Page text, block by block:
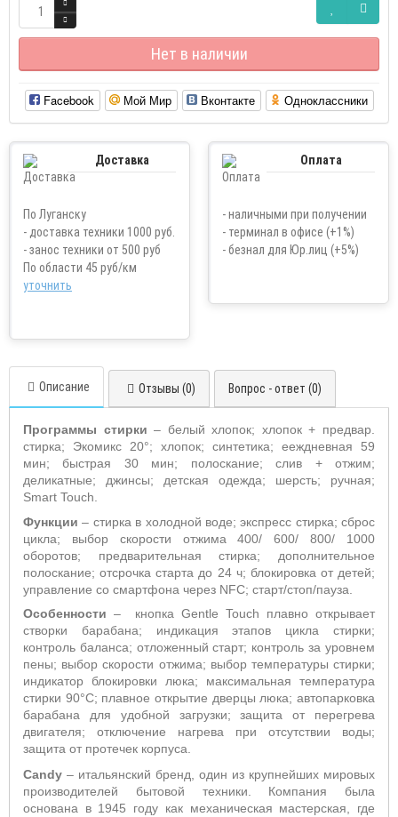
Нет в наличии
Facebook Мой Мир Вконтакте Одноклассники
Доставка
По Луганску
- доставка техники 1000 руб.
- занос техники от 500 руб
По области 45 руб/км
уточнить
Оплата
- наличными при получении
- терминал в офисе (+1%)
- безнал для Юр.лиц (+5%)
Описание Отзывы (0) Вопрос - ответ (0)
Программы стирки– белый хлопок; хлопок + предвар.
стирка; Экомикс 20°; хлопок; синтетика; ееждневная 59
мин; быстрая 30 мин; полоскание; слив + отжим;
деликатные; джинсы; детская одежда; шерсть; ручная;
Smart Touch.
Функции– стирка в холодной воде; экспресс стирка; сброс
цикла; выбор скорости отжима 400/ 600/ 800/ 1000
оборотов; предварительная стирка; дополнительное
полоскание; отсрочка старта до 24 ч; блокировка от детей;
управление со смартфона через NFC; старт/стоп/пауза.
Особенности – кнопка Gentle Touch
плавно открывает
створки барабана; индикация этапов цикла стирки;
контроль баланса; отложенный старт; контроль за уровнем
пены; выбор скорости отжима; выбор температуры стирки;
индикатор блокировки люка; максимальная температура
стирки 90°С; плавное открытие дверцы люка; автопарковка
барабана для удобной загрузки; защита от перегрева
двигателя; отключение нагрева при отсутствии воды;
защита от протечек корпуса.
Candy – итальянский бренд, один из крупнейших мировых
производителей бытовой техники. Компания была
основана в 1945 году как механическая мастерская, где